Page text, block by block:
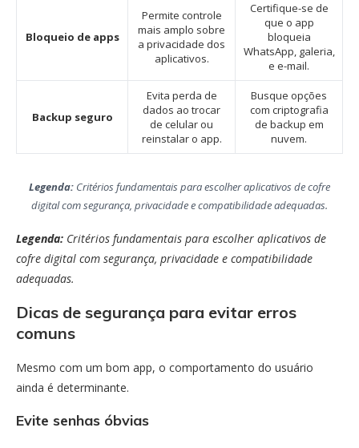
Bloqueio de apps
Permite controle
mais amplo sobre
a privacidade dos
aplicativos.
Certifique-se de
que o app
bloqueia
WhatsApp, galeria,
e e-mail.
Backup seguro
Evita perda de
dados ao trocar
de celular ou
reinstalar o app.
Busque opções
com criptografia
de backup em
nuvem.
Legenda: Critérios fundamentais para escolher aplicativos de cofre
digital com segurança, privacidade e compatibilidade adequadas.
Legenda: Critérios fundamentais para escolher aplicativos de
cofre digital com segurança, privacidade e compatibilidade
adequadas.
Dicas de segurança para evitar erros
comuns
Mesmo com um bom app, o comportamento do usuário
ainda é determinante.
Evite senhas óbvias